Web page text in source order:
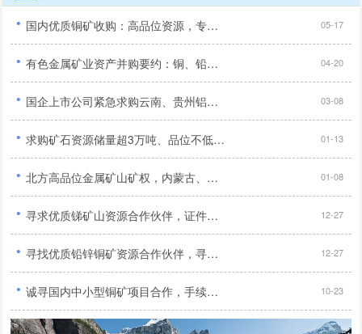
· 国内优质铜矿收购：高品位资源，专业收购，全国范围合作... 05-17
· 有色金属矿业资产并购要约：铜、铅锌、镍等矿种专项采购... 04-20
· 国企上市公司紧急求购云南、贵州铝土矿及新疆、内蒙古煤炭与铝土矿资源... 03-08
· 求购矿石资源储量超3万吨、品位不低于1%的优质铜矿... 01-13
· 北方高品位金属矿山矿权，内蒙古、河北地区优先，需合法、无纠纷... 01-08
· 寻求优质锑矿山资源合作伙伴，证件齐全、无纠纷、纯度高，期待合作！... 12-27
· 寻找优质铅锌铜矿资源合作伙伴，寻求合法合规、储量大、品位高的矿产资源！... 12-27
· 诚寻国内中小型铜矿项目合作，手续齐全勘探报告完整优先... 10-23